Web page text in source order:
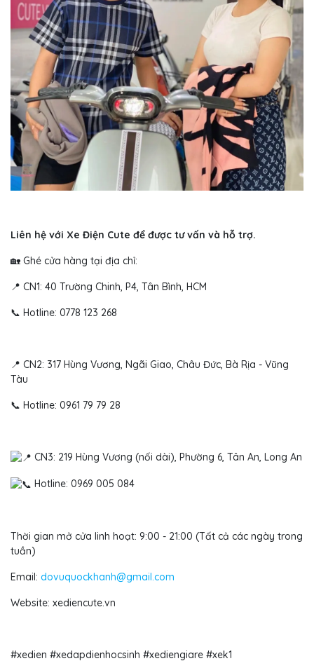
Liên hệ với Xe Điện Cute để được tư vấn và hỗ trợ.
🏡 Ghé cửa hàng tại địa chỉ:
📍 CN1: 40 Trường Chinh, P4, Tân Bình, HCM
📞 Hotline: 0778 123 268
📍 CN2: 317 Hùng Vương, Ngãi Giao, Châu Đức, Bà Rịa - Vũng
Tàu
📞 Hotline: 0961 79 79 28
CN3: 219 Hùng Vương (nối dài), Phường 6, Tân An, Long An
Hotline: 0969 005 084
Thời gian mở cửa linh hoạt: 9:00 - 21:00 (Tất cả các ngày trong
tuần)
Email: dovuquockhanh@gmail.com
Website: xediencute.vn
#xedien #xedapdienhocsinh #xediengiare #xek1